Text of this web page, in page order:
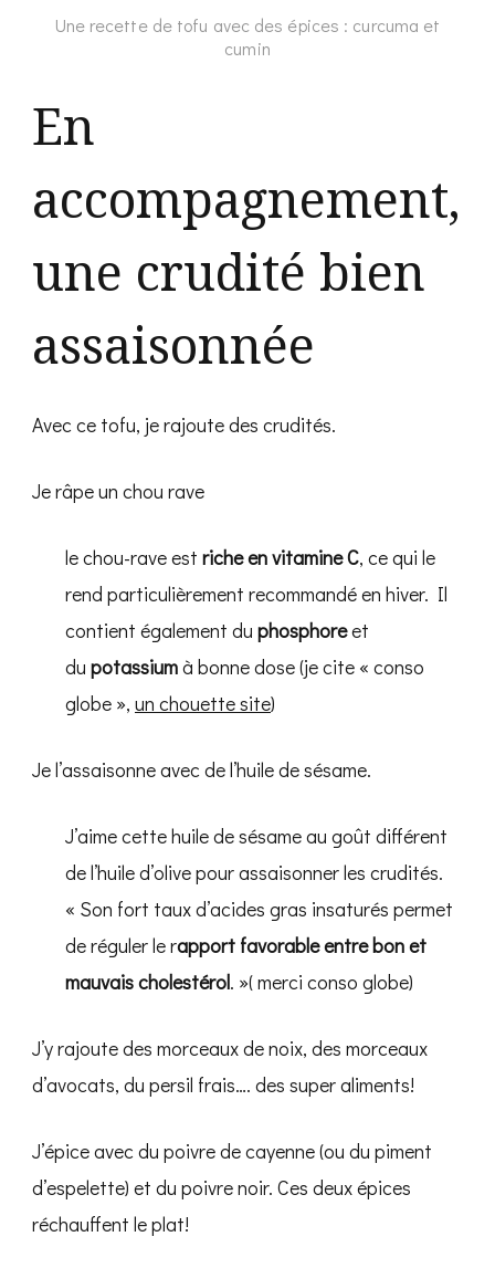
Une recette de tofu avec des épices : curcuma et
cumin
En
accompagnement,
une crudité bien
assaisonnée
Avec ce tofu, je rajoute des crudités.
Je râpe un chou rave
le chou-rave est riche en vitamine C, ce qui le
rend particulièrement recommandé en hiver. Il
contient également du phosphoreet
du potassiumà bonne dose (je cite « conso
globe », un chouette site)
Je l’assaisonne avec de l’huile de sésame.
J’aime cette huile de sésame au goût différent
de l’huile d’olive pour assaisonner les crudités.
« Son fort taux d’acides gras insaturés permet
de réguler le rapport favorable entre bon et
mauvais cholestérol. »( merci conso globe)
J’y rajoute des morceaux de noix, des morceaux
d’avocats, du persil frais…. des super aliments!
J’épice avec du poivre de cayenne (ou du piment
d’espelette) et du poivre noir. Ces deux épices
réchauffent le plat!